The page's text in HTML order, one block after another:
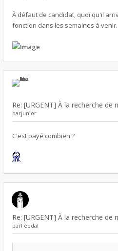
À défaut de candidat, quoi qu'il
fonction dans les semaines à venir.
Re: [URGENT] À la recherche de
parjunior
C'est payé combien ?
Re: [URGENT] À la recherche de
parFéodal